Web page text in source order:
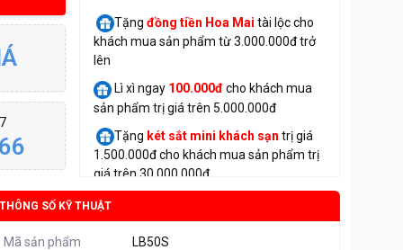
Tặngđồng tiền Hoa Mai tài lộc cho
khách mua sản phẩm từ 3.000.000đ trở
lên
Lì xì ngay 100.000đcho khách mua
sản phẩm trị giá trên 5.000.000đ
Tặng két sắt mini khách sạn trị giá
1.500.000đ cho khách mua sản phẩm trị
giá trên 30.000.000đ
THÔNG SỐ KỸ THUẬT
Mã sản phẩm LB50S